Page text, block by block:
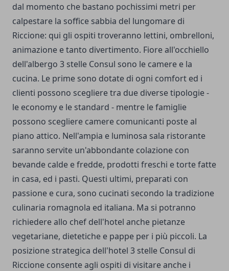
dal momento che bastano pochissimi metri per
calpestare la soffice sabbia del lungomare di
Riccione: qui gli ospiti troveranno lettini, ombrelloni,
animazione e tanto divertimento. Fiore all'occhiello
dell'albergo 3 stelle Consul sono le camere e la
cucina. Le prime sono dotate di ogni comfort ed i
clienti possono scegliere tra due diverse tipologie -
le economy e le standard - mentre le famiglie
possono scegliere camere comunicanti poste al
piano attico. Nell'ampia e luminosa sala ristorante
saranno servite un'abbondante colazione con
bevande calde e fredde, prodotti freschi e torte fatte
in casa, ed i pasti. Questi ultimi, preparati con
passione e cura, sono cucinati secondo la tradizione
culinaria romagnola ed italiana. Ma si potranno
richiedere allo chef dell'hotel anche pietanze
vegetariane, dietetiche e pappe per i più piccoli. La
posizione strategica dell'hotel 3 stelle Consul di
Riccione consente agli ospiti di visitare anche i